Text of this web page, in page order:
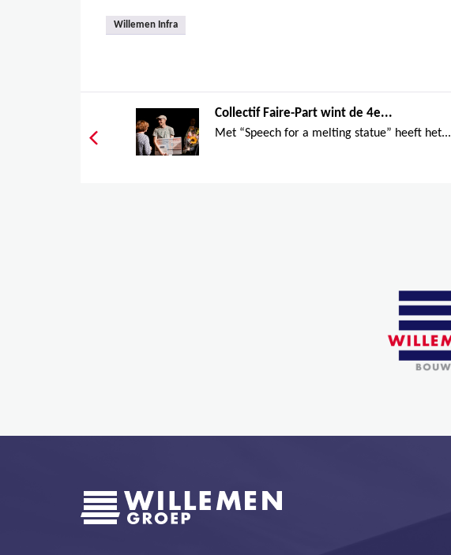
Willemen Infra
Collectif Faire-Part wint de 4e...
Met “Speech for a melting statue” heeft het...